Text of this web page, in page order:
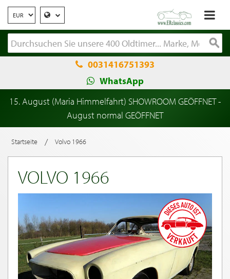
0031416751393
WhatsApp
15. August (Maria Himmelfahrt) SHOWROOM GEÖFFNET -
August normal GEÖFFNET
Startseite / Volvo 1966
VOLVO 1966